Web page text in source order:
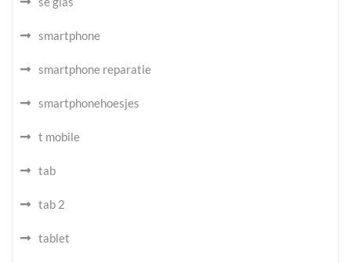
smartphone
smartphone reparatie
smartphonehoesjes
t mobile
tab
tab 2
tablet